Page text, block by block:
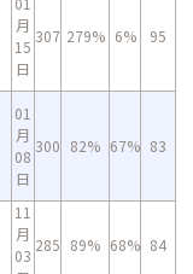
月
15
日
307 279% 6% 95
01
月
08
日
300 82% 67% 83
11
月
03
285 89% 68% 84